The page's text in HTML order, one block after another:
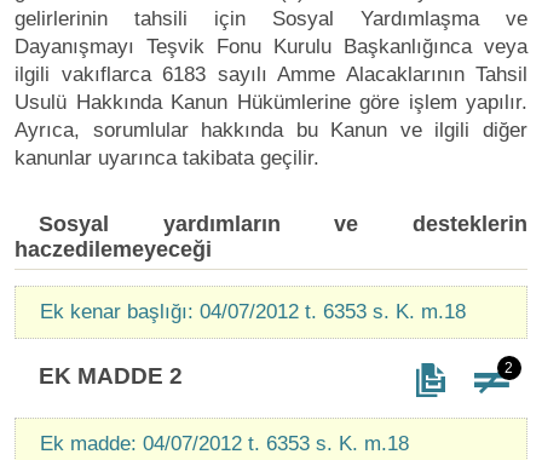
gelirlerinin tahsili için Sosyal Yardımlaşma ve
Dayanışmayı Teşvik Fonu Kurulu Başkanlığınca veya
ilgili vakıflarca 6183 sayılı Amme Alacaklarının Tahsil
Usulü Hakkında Kanun Hükümlerine göre işlem yapılır.
Ayrıca, sorumlular hakkında bu Kanun ve ilgili diğer
kanunlar uyarınca takibata geçilir.
Sosyal yardımların ve desteklerin
haczedilemeyeceği
Ek kenar başlığı: 04/07/2012 t. 6353 s. K. m.18
EK MADDE 2 2
Ek madde: 04/07/2012 t. 6353 s. K. m.18